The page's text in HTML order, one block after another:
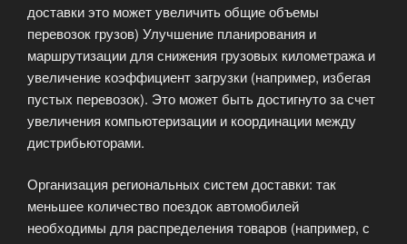
доставки это может увеличить общие объемы
перевозок грузов) Улучшение планирования и
маршрутизации для снижения грузовых километража и
увеличение коэффициент загрузки (например, избегая
пустых перевозок). Это может быть достигнуто за счет
увеличения компьютеризации и координации между
дистрибьюторами.
Организация региональных систем доставки: так
меньшее количество поездок автомобилей
необходимы для распределения товаров (например, с